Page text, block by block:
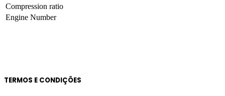
Compression ratio
Engine Number
TERMOS E CONDIÇÕES